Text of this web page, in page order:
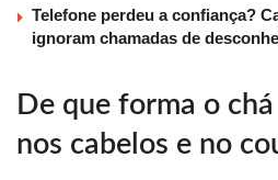
Telefone perdeu a confiança?
ignoram chamadas de
De que forma o
nos cabelos e no